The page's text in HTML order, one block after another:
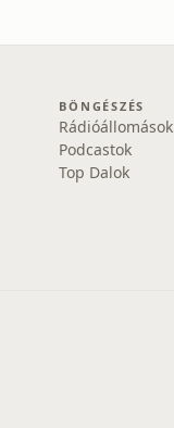
BÖNGÉSZÉS
Rádióállomások
Podcastok
Top Dalok